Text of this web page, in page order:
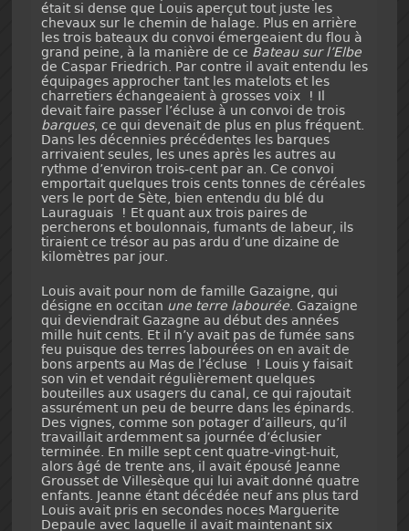
était si dense que Louis aperçut tout juste les
chevaux sur le chemin de halage. Plus en arrière
les trois bateaux du convoi émergeaient du flou à
grand peine, à la manière de ce Bateau sur l’Elbe
de Caspar Friedrich. Par contre il avait entendu les
équipages approcher tant les matelots et les
charretiers échangeaient à grosses voix ! Il
devait faire passer l’écluse à un convoi de trois
barques, ce qui devenait de plus en plus fréquent.
Dans les décennies précédentes les barques
arrivaient seules, les unes après les autres au
rythme d’environ trois-cent par an. Ce convoi
emportait quelques trois cents tonnes de céréales
vers le port de Sète, bien entendu du blé du
Lauraguais ! Et quant aux trois paires de
percherons et boulonnais, fumants de labeur, ils
tiraient ce trésor au pas ardu d’une dizaine de
kilomètres par jour.
Louis avait pour nom de famille Gazaigne, qui
désigne en occitan une terre labourée. Gazaigne
qui deviendrait Gazagne au début des années
mille huit cents. Et il n’y avait pas de fumée sans
feu puisque des terres labourées on en avait de
bons arpents au Mas de l’écluse ! Louis y faisait
son vin et vendait régulièrement quelques
bouteilles aux usagers du canal, ce qui rajoutait
assurément un peu de beurre dans les épinards.
Des vignes, comme son potager d’ailleurs, qu’il
travaillait ardemment sa journée d’éclusier
terminée. En mille sept cent quatre-vingt-huit,
alors âgé de trente ans, il avait épousé Jeanne
Grousset de Villesèque qui lui avait donné quatre
enfants. Jeanne étant décédée neuf ans plus tard
Louis avait pris en secondes noces Marguerite
Depaule avec laquelle il avait maintenant six